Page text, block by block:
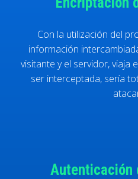
Con la utilización del
información
visitante y el servidor, viaja
ser interceptada, sería
Autenticación